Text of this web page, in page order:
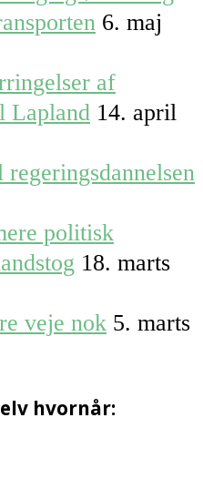
6. maj
af
Lapland 14. april
politisk
18. marts
veje nok 5. marts
hvornår: